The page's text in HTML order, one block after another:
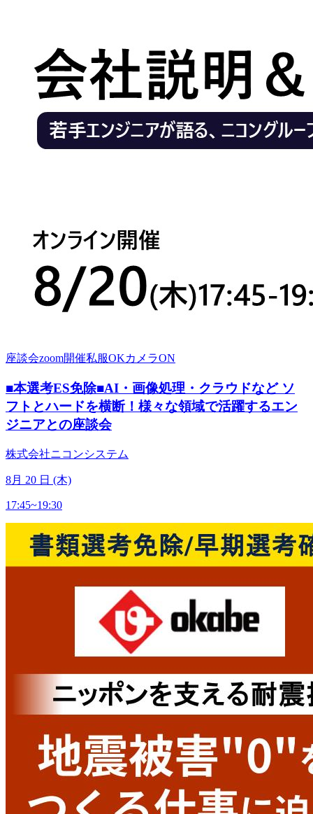
座談会zoom開催私服OKカメラON
■本選考ES免除■AI・画像処理・クラウドなど ソ
フトとハードを横断！様々な領域で活躍するエン
ジニアとの座談会
株式会社ニコンシステム
8月 20 日 (木)
17:45~19:30